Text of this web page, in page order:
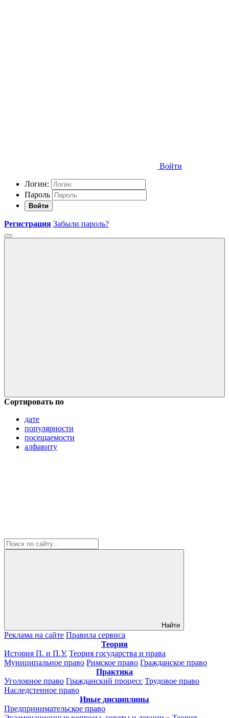
Войти
Логин:
Пароль
Войти
Регистрация Забыли пароль?
Сортировать по
дате
популярности
посещаемости
алфавиту
Найти
Реклама на сайте Правила сервиса
Теория
История П. и П.У. Теория государства и права
Муниципальное право Римское право Гражданское право
Практика
Уголовное право Гражданский процесс Трудовое право
Наследстенное право
Иные дисциплины
Предпринимательское право